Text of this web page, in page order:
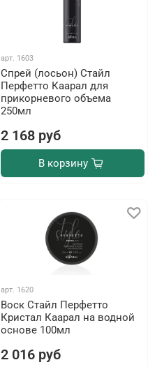
арт. 1603
Спрей (лосьон) Стайл
Перфетто Каарал для
прикорневого объема
250мл
2 168 руб
В корзину
арт. 1620
Воск Стайл Перфетто
Кристал Каарал на водной
основе 100мл
2 016 руб